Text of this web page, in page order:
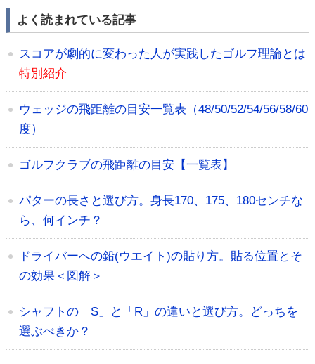
よく読まれている記事
スコアが劇的に変わった人が実践したゴルフ理論とは
特別紹介
ウェッジの飛距離の目安一覧表（48/50/52/54/56/58/60
度）
ゴルフクラブの飛距離の目安【一覧表】
パターの長さと選び方。身長170、175、180センチな
ら、何インチ？
ドライバーへの鉛(ウエイト)の貼り方。貼る位置とそ
の効果＜図解＞
シャフトの「S」と「R」の違いと選び方。どっちを
選ぶべきか？